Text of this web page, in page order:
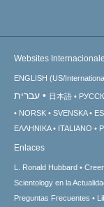
Websites
ENGLISH (US/
עברית 日本語
NORSK
SVENSKA
ΕΛΛΗΝΙΚA
ITALIANO
Enlaces
L. Ronald Hubbard
Scientology en la
Preguntas Frecuentes